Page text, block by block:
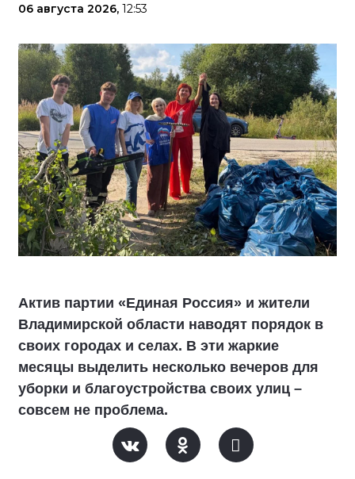
06 августа 2026, 12:53
Актив партии «Единая Россия» и жители
Владимирской области наводят порядок в
своих городах и селах. В эти жаркие
месяцы выделить несколько вечеров для
уборки и благоустройства своих улиц –
совсем не проблема.